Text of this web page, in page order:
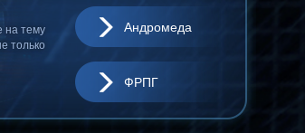
тему
только
Андромеда
ФРПГ